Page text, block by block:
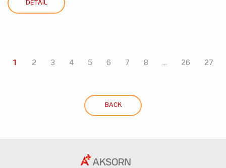
DETAIL
1 2 3 4 5 6 7 8 ... 26 27
BACK